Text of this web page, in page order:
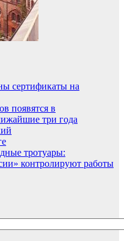
сертификаты на
появятся в
три года
тротуары:
контролируют работы